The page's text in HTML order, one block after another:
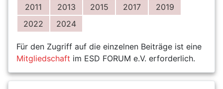
2011
2013 2015 2017
2019
2022
2024
Für den Zugriff auf die einzelnen Beiträge ist eine
Mitgliedschaft im ESD FORUM e.V. erforderlich.